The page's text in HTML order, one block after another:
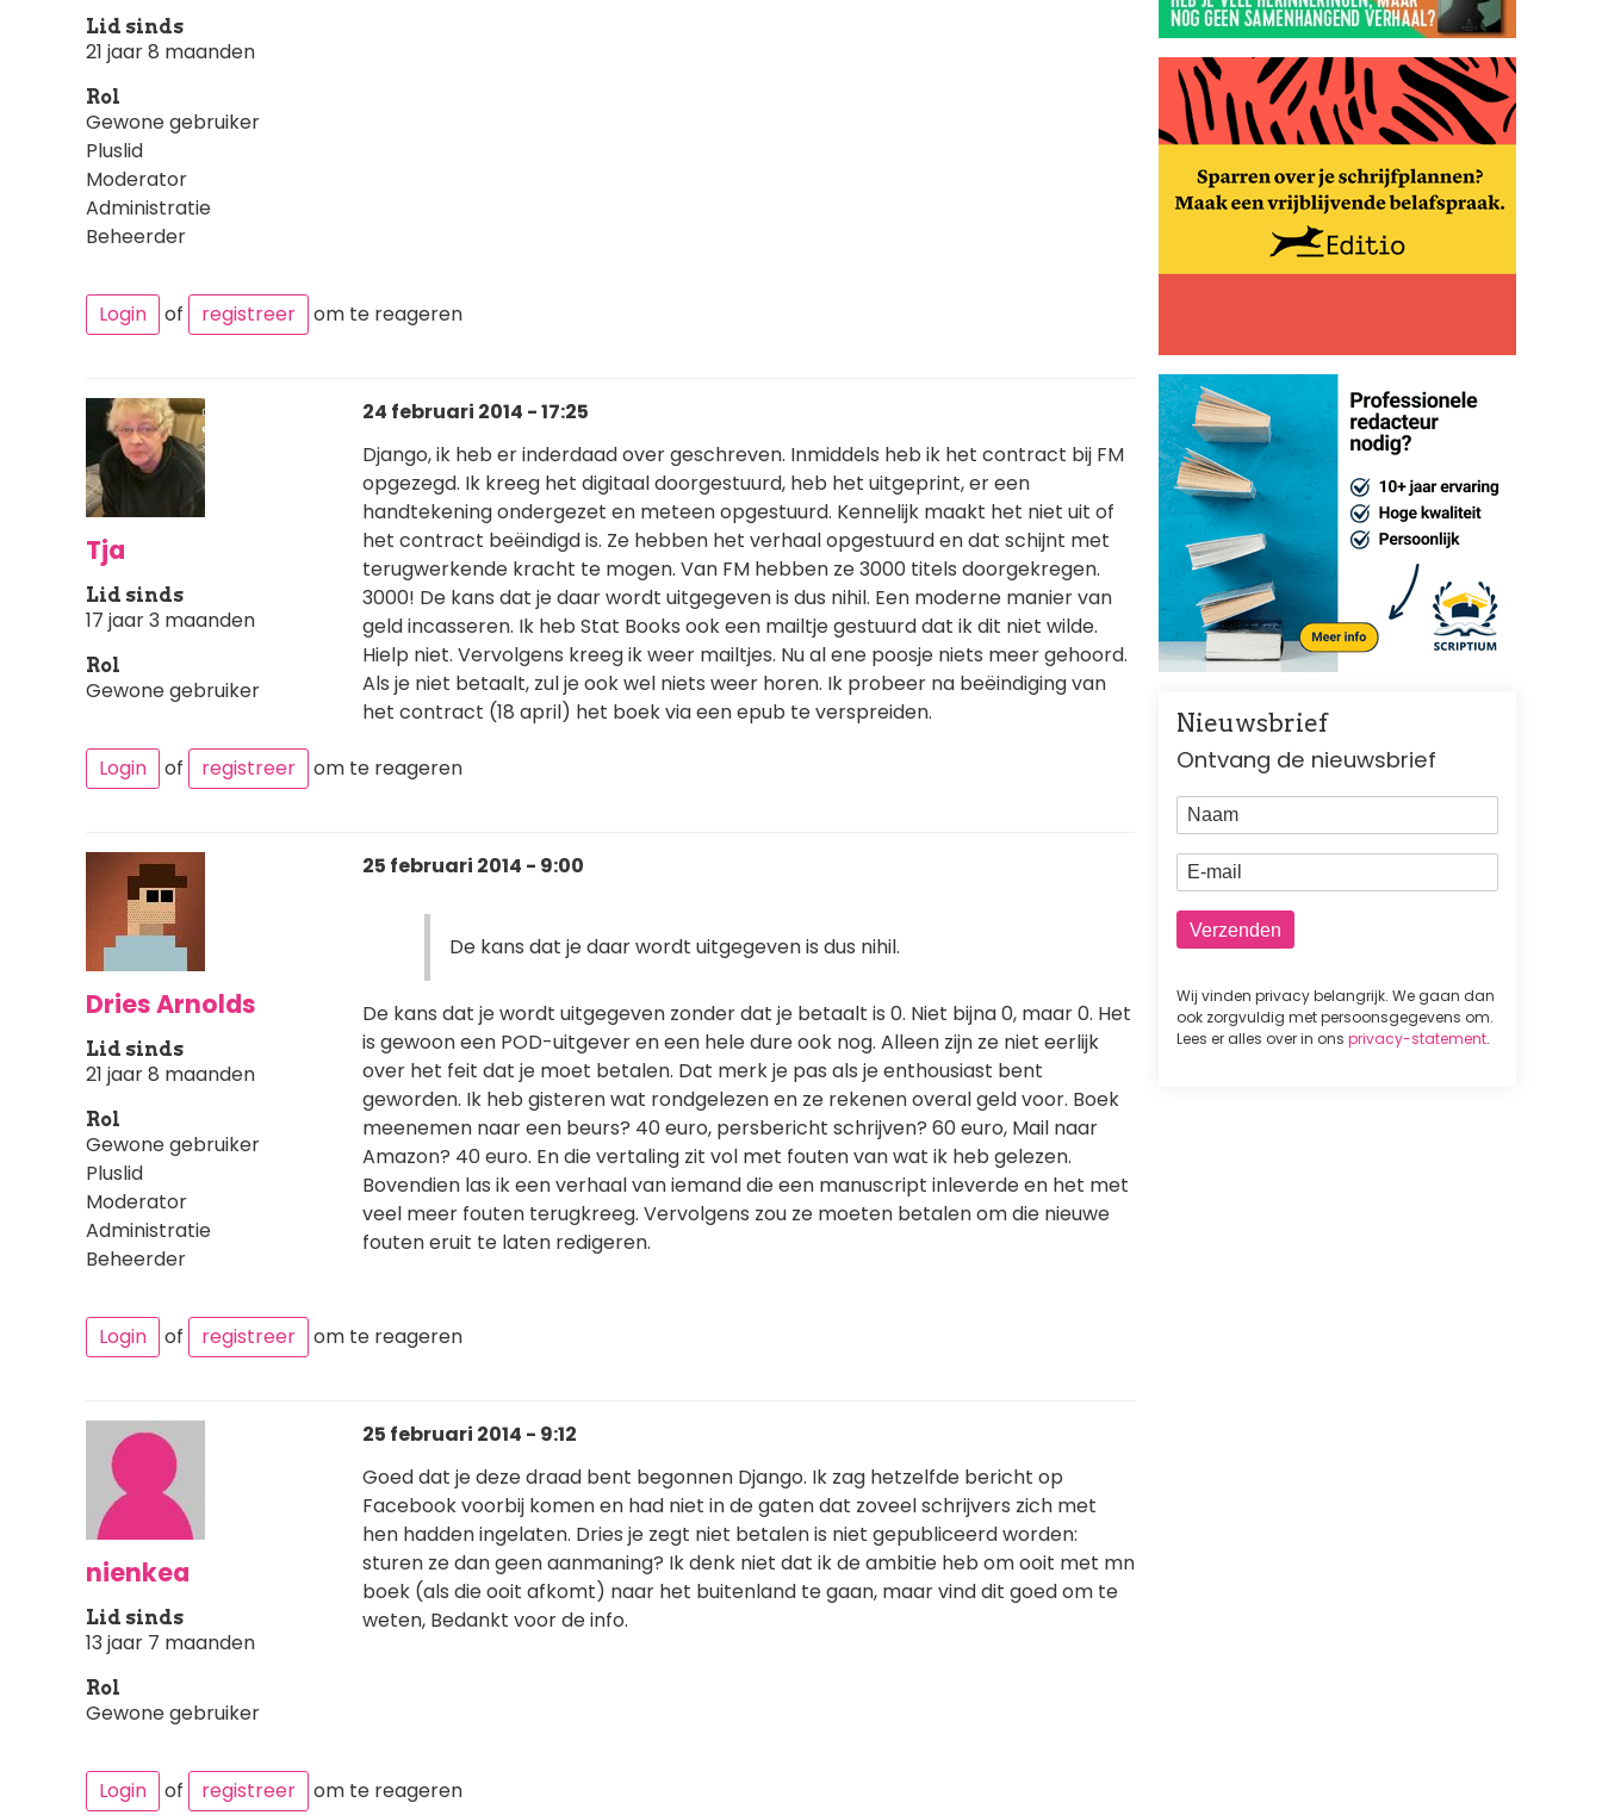
Lid sinds
21 jaar 8 maanden
Rol
Gewone gebruiker
Pluslid
Moderator
Administratie
Beheerder
Login of registreer om te reageren
Tja
Lid sinds
17 jaar 3 maanden
Rol
Gewone gebruiker
24 februari 2014 - 17:25
Django, ik heb er inderdaad over geschreven. Inmiddels heb ik het contract bij FM
opgezegd. Ik kreeg het digitaal doorgestuurd, heb het uitgeprint, er een
handtekening ondergezet en meteen opgestuurd. Kennelijk maakt het niet uit of
het contract beëindigd is. Ze hebben het verhaal opgestuurd en dat schijnt met
terugwerkende kracht te mogen. Van FM hebben ze 3000 titels doorgekregen.
3000! De kans dat je daar wordt uitgegeven is dus nihil. Een moderne manier van
geld incasseren. Ik heb Stat Books ook een mailtje gestuurd dat ik dit niet wilde.
Hielp niet. Vervolgens kreeg ik weer mailtjes. Nu al ene poosje niets meer gehoord.
Als je niet betaalt, zul je ook wel niets weer horen. Ik probeer na beëindiging van
het contract (18 april) het boek via een epub te verspreiden.
Login of registreer om te reageren
Dries Arnolds
Lid sinds
21 jaar 8 maanden
Rol
Gewone gebruiker
Pluslid
Moderator
Administratie
Beheerder
25 februari 2014 - 9:00
De kans dat je daar wordt uitgegeven is dus nihil.
De kans dat je wordt uitgegeven zonder dat je betaalt is 0. Niet bijna 0, maar 0. Het
is gewoon een POD-uitgever en een hele dure ook nog. Alleen zijn ze niet eerlijk
over het feit dat je moet betalen. Dat merk je pas als je enthousiast bent
geworden. Ik heb gisteren wat rondgelezen en ze rekenen overal geld voor. Boek
meenemen naar een beurs? 40 euro, persbericht schrijven? 60 euro, Mail naar
Amazon? 40 euro. En die vertaling zit vol met fouten van wat ik heb gelezen.
Bovendien las ik een verhaal van iemand die een manuscript inleverde en het met
veel meer fouten terugkreeg. Vervolgens zou ze moeten betalen om die nieuwe
fouten eruit te laten redigeren.
Login of registreer om te reageren
nienkea
Lid sinds
13 jaar 7 maanden
Rol
Gewone gebruiker
25 februari 2014 - 9:12
Goed dat je deze draad bent begonnen Django. Ik zag hetzelfde bericht op
Facebook voorbij komen en had niet in de gaten dat zoveel schrijvers zich met
hen hadden ingelaten. Dries je zegt niet betalen is niet gepubliceerd worden:
sturen ze dan geen aanmaning? Ik denk niet dat ik de ambitie heb om ooit met mn
boek (als die ooit afkomt) naar het buitenland te gaan, maar vind dit goed om te
weten, Bedankt voor de info.
Login of registreer om te reageren
Nieuwsbrief
Ontvang de nieuwsbrief
Naam
E-mail
Wij vinden privacy belangrijk. We gaan dan
ook zorgvuldig met persoonsgegevens om.
Lees er alles over in ons privacy-statement.